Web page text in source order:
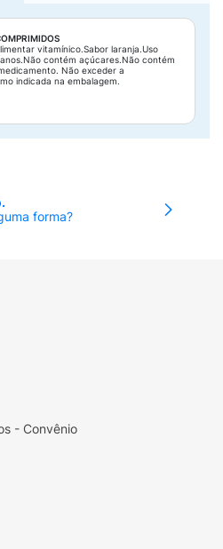
vitamínico.Sabor laranja.Uso
contém açúcares.Não contém
Não exceder a
indicada na embalagem.
forma?
- Convênio